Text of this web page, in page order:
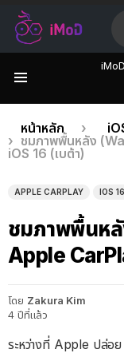
เรื่อง
ล่าสุด
คุณอยู่ที่นี่:
หน้าหลัก
ชมภาพพื้นหลัง
iOS 16 (เบต้า)
APPLE CARPLAY IOS 16
ชมภาพพื้นห
Apple
โดย Zakura Kim
4 ปีที่แล้ว
ระหว่างที่ Apple ปล่อ